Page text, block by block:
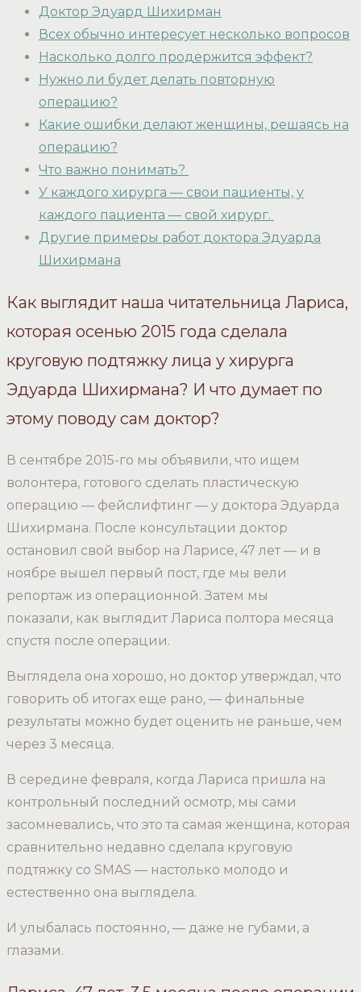
Доктор Эдуард Шихирман
Всех обычно интересует несколько вопросов
Насколько долго продержится эффект?
Нужно ли будет делать повторную
операцию?
Какие ошибки делают женщины, решаясь на
операцию?
Что важно понимать?
У каждого хирурга — свои пациенты, у
каждого пациента — свой хирург.
Другие примеры работ доктора Эдуарда
Шихирмана
Как выглядит наша читательница Лариса,
которая осенью 2015 года сделала
круговую подтяжку лица у хирурга
Эдуарда Шихирмана? И что думает по
этому поводу сам доктор?
В сентябре 2015-го мы объявили, что ищем
волонтера, готового сделать пластическую
операцию — фейслифтинг — у доктора Эдуарда
Шихирмана. После консультации доктор
остановил свой выбор на Ларисе, 47 лет — и в
ноябре вышел первый пост, где мы вели
репортаж из операционной. Затем мы
показали, как выглядит Лариса полтора месяца
спустя после операции.
Выглядела она хорошо, но доктор утверждал, что
говорить об итогах еще рано, — финальные
результаты можно будет оценить не раньше, чем
через 3 месяца.
В середине февраля, когда Лариса пришла на
контрольный последний осмотр, мы сами
засомневались, что это та самая женщина, которая
сравнительно недавно сделала круговую
подтяжку со SMAS — настолько молодо и
естественно она выглядела.
И улыбалась постоянно, — даже не губами, а
глазами.